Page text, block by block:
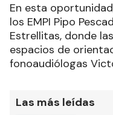
En esta
los EMPI Pipo
Estrellitas, donde
espacios de
fonoaudiólogas
Las más leídas